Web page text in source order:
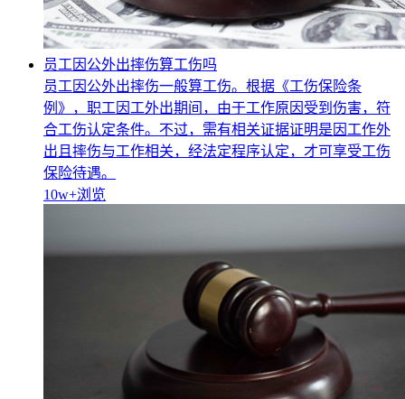
员工因公外出摔伤算工伤吗
员工因公外出摔伤一般算工伤。根据《工伤保险条
例》，职工因工外出期间，由于工作原因受到伤害，符
合工伤认定条件。不过，需有相关证据证明是因工作外
出且摔伤与工作相关，经法定程序认定，才可享受工伤
保险待遇。
10w+浏览